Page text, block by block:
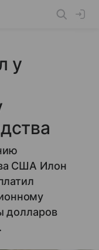
у
США Илон
долларов